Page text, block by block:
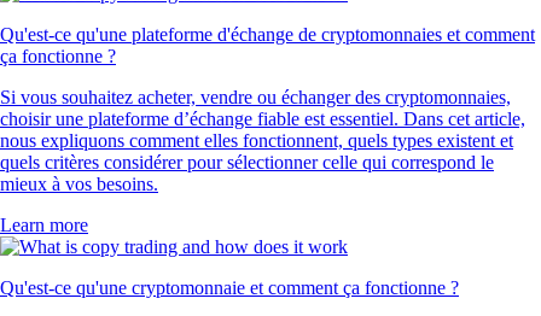
Qu'est-ce qu'une plateforme d'échange de cryptomonnaies et comment
ça fonctionne ?
Si vous souhaitez acheter, vendre ou échanger des cryptomonnaies,
choisir une plateforme d’échange fiable est essentiel. Dans cet article,
nous expliquons comment elles fonctionnent, quels types existent et
quels critères considérer pour sélectionner celle qui correspond le
mieux à vos besoins.
Learn more
Qu'est-ce qu'une cryptomonnaie et comment ça fonctionne ?